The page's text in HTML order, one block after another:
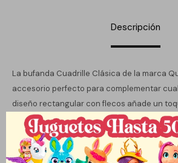
Descripción
La bufanda Cuadrille Clásica de la marca
accesorio perfecto para complementar
diseño rectangular con flecos añade un
estilo, lo que la convierte en una opción
ocasiones informales como más formales.
colores, permite jugar con la paleta de tu